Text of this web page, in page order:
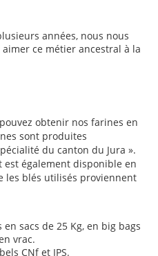
années, nous nous
ce métier ancestral à la
obtenir nos farines en
sont produites
du canton du Jura ».
est également disponible en
les blés utilisés proviennent
sacs de 25 Kg, en big bags
vrac.
CNf et IPS.